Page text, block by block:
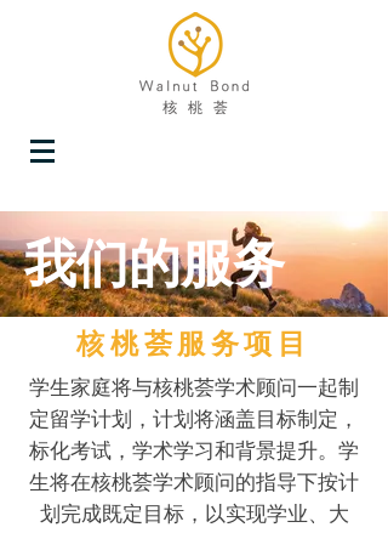
我们的服务
核桃荟服务项目
学生家庭将与核桃荟学术顾问一起制
定留学计划，计划将涵盖目标制定，
标化考试，学术学习和背景提升。学
生将在核桃荟学术顾问的指导下按计
划完成既定目标，以实现学业、大